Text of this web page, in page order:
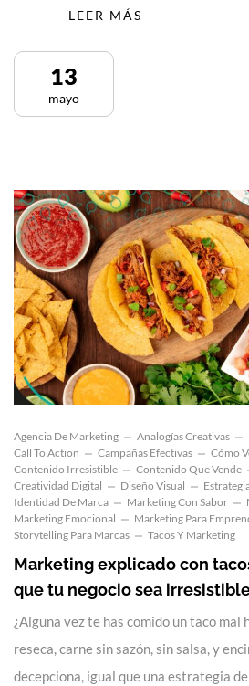
LEER MÁS
13
mayo
Agencia De Marketing Analogías Creativas
Call To Action
Campañas Efectivas
Cómo
Contenido Irresistible
Contenido Que Vende
Creatividad Digital
Diseño Visual
Identidad De Marca
Marketing Con Sabor
Marketing Emocional
Marketing Para
Storytelling Para Marcas
Tacos Y Marketing
Marketing explicado con
que tu negocio sea
¿Alguna vez te has comido un taco
reseca, carne sin sazón, sin salsa, y
decepciona, igual que una estrategia